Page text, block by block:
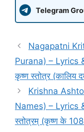
Telegram
Nagapatni
Purana) – Lyrics &
कृष्ण स्तोत्र (कालिय
Krishna
Names) – Lyrics
स्तोत्रम् (कृष्ण के